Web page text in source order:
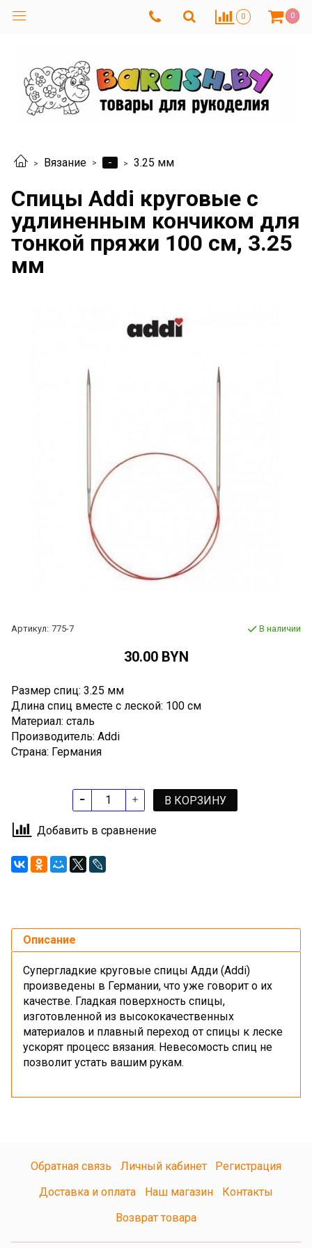
0 0
Вязание - 3.25 мм
Спицы Addi круговые с
удлиненным кончиком для
тонкой пряжи 100 см, 3.25
мм
Артикул: 775-7 В наличии
30.00 BYN
Размер спиц: 3.25 мм
Длина спиц вместе с леской: 100 см
Материал: сталь
Производитель: Addi
Страна: Германия
В КОРЗИНУ
Добавить в сравнение
Описание
Супергладкие круговые спицы Адди (Addi)
произведены в Германии, что уже говорит о их
качестве. Гладкая поверхность спицы,
изготовленной из высококачественных
материалов и плавный переход от спицы к леске
ускорят процесс вязания. Невесомость спиц не
позволит устать вашим рукам.
Обратная связь Личный кабинет
Регистрация
Доставка и оплата
Наш магазин
Контакты
Возврат товара